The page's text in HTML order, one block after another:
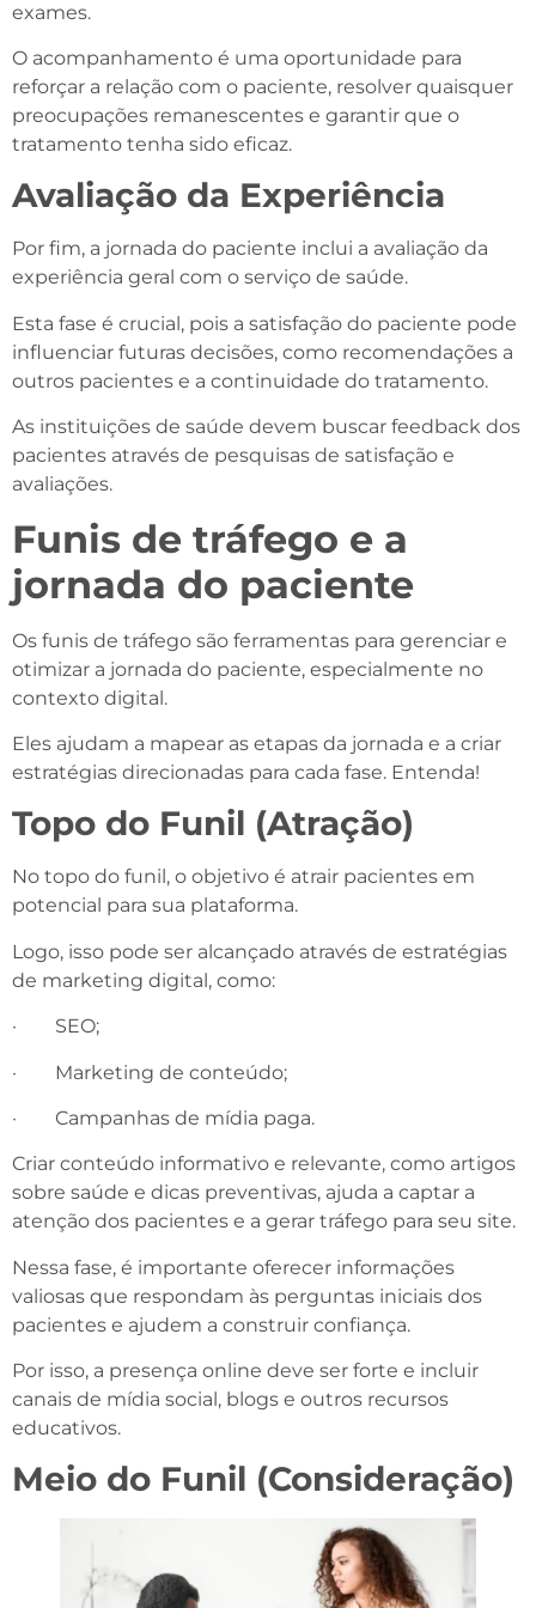
exames.
O acompanhamento é uma oportunidade para
reforçar a relação com o paciente, resolver quaisquer
preocupações remanescentes e garantir que o
tratamento tenha sido eficaz.
Avaliação da Experiência
Por fim, a jornada do paciente inclui a avaliação da
experiência geral com o serviço de saúde.
Esta fase é crucial, pois a satisfação do paciente pode
influenciar futuras decisões, como recomendações a
outros pacientes e a continuidade do tratamento.
As instituições de saúde devem buscar feedback dos
pacientes através de pesquisas de satisfação e
avaliações.
Funis de tráfego e a
jornada do paciente
Os funis de tráfego são ferramentas para gerenciar e
otimizar a jornada do paciente, especialmente no
contexto digital.
Eles ajudam a mapear as etapas da jornada e a criar
estratégias direcionadas para cada fase. Entenda!
Topo do Funil (Atração)
No topo do funil, o objetivo é atrair pacientes em
potencial para sua plataforma.
Logo, isso pode ser alcançado através de estratégias
de marketing digital, como:
· SEO;
· Marketing de conteúdo;
· Campanhas de mídia paga.
Criar conteúdo informativo e relevante, como artigos
sobre saúde e dicas preventivas, ajuda a captar a
atenção dos pacientes e a gerar tráfego para seu site.
Nessa fase, é importante oferecer informações
valiosas que respondam às perguntas iniciais dos
pacientes e ajudem a construir confiança.
Por isso, a presença online deve ser forte e incluir
canais de mídia social, blogs e outros recursos
educativos.
Meio do Funil (Consideração)